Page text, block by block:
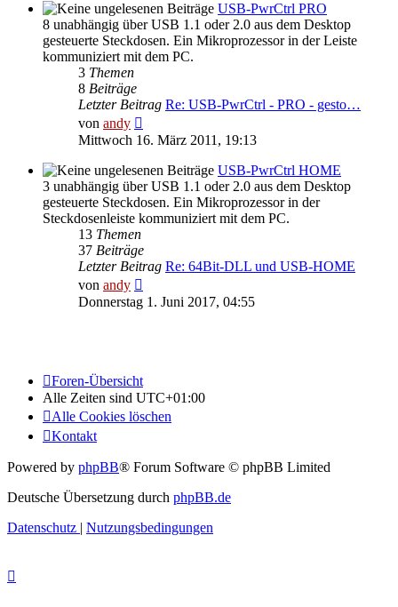
USB-PwrCtrl PRO
8 unabhängig über USB 1.1 oder 2.0 aus dem Desktop
gesteuerte Steckdosen. Ein Mikroprozessor in der Leiste
kommuniziert mit dem PC.
3 Themen
8 Beiträge
Letzter Beitrag Re: USB-PwrCtrl - PRO - gesto…
von andy
Beitrag
Mittwoch 16. März 2011, 19:13
USB-PwrCtrl HOME
3 unabhängig über USB 1.1 oder 2.0 aus dem Desktop
gesteuerte Steckdosen. Ein Mikroprozessor in der
Steckdosenleiste kommuniziert mit dem PC.
13 Themen
37 Beiträge
Letzter Beitrag Re: 64Bit-DLL und USB-HOME
von andy
Beitrag
Donnerstag 1. Juni 2017, 04:55
Foren-Übersicht
Alle Zeiten sind UTC+01:00
Alle Cookies löschen
Kontakt
Powered by phpBB® Forum Software © phpBB Limited
Deutsche Übersetzung durch phpBB.de
Datenschutz | Nutzungsbedingungen